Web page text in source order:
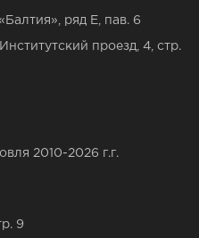
ряд Е, пав. 6
проезд, 4, стр.
2010-2026 г.г.
9